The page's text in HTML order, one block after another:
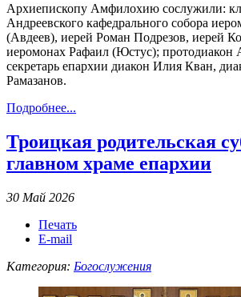
Архиепископу Амфилохию сослужили:
Андреевского кафедрального собора
(Авдеев), иерей Роман Подрезов, иерей
иеромонах Рафаил (Юстус); протодиакон
секретарь епархии диакон Илия Кван,
Рамазанов.
Подробнее...
Троицкая родительская
главном храме епархии
30 Май 2026
Печать
E-mail
Категория: Богослужения